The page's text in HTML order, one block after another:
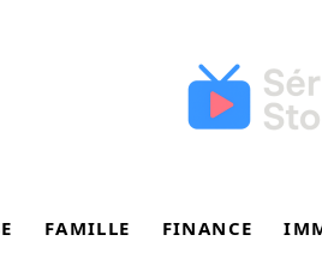
FAMILLE FINANCE